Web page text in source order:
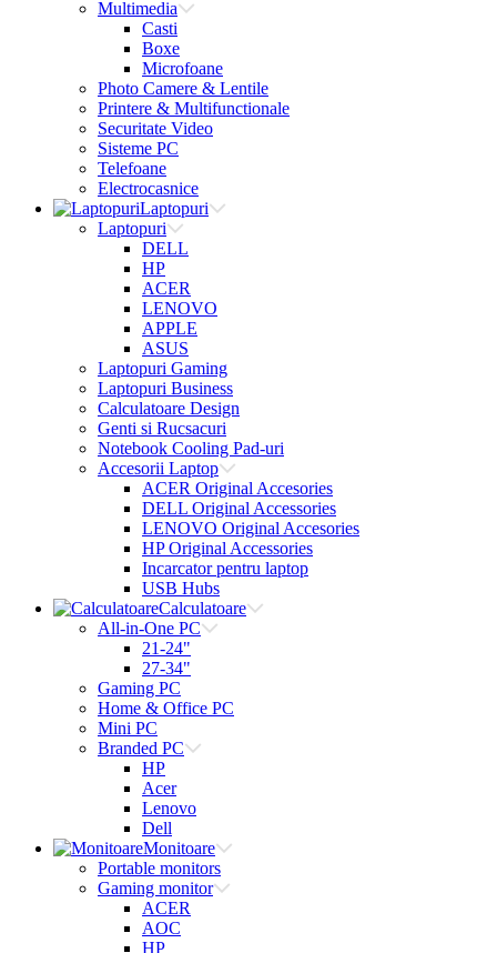
Multimedia
Casti
Boxe
Microfoane
Photo Camere & Lentile
Printere & Multifunctionale
Securitate Video
Sisteme PC
Telefoane
Electrocasnice
Laptopuri
Laptopuri
DELL
HP
ACER
LENOVO
APPLE
ASUS
Laptopuri Gaming
Laptopuri Business
Calculatoare Design
Genti si Rucsacuri
Notebook Cooling Pad-uri
Accesorii Laptop
ACER Original Accesories
DELL Original Accessories
LENOVO Original Accesories
HP Original Accessories
Incarcator pentru laptop
USB Hubs
Calculatoare
All-in-One PC
21-24"
27-34"
Gaming PC
Home & Office PC
Mini PC
Branded PC
HP
Acer
Lenovo
Dell
Monitoare
Portable monitors
Gaming monitor
ACER
AOC
HP